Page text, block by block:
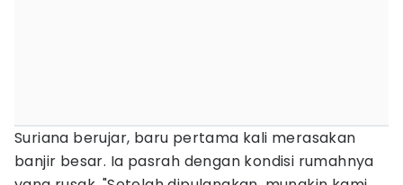
Suriana berujar, baru pertama kali merasakan
banjir besar. Ia pasrah dengan kondisi rumahnya